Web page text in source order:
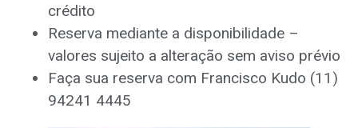
crédito
Reserva mediante a disponibilidade –
valores sujeito a alteração sem aviso prévio
Faça sua reserva com Francisco Kudo (11)
94241 4445